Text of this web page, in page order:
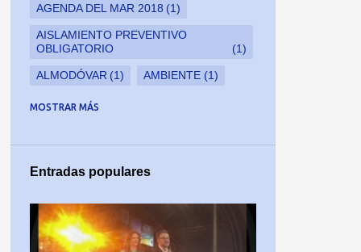
AGENDA DEL MAR 2018 1
AISLAMIENTO PREVENTIVO
OBLIGATORIO
1
ALMODÓVAR 1 AMBIENTE 1
AMERICAM MADE
ASESINATO DE GIANNI VERSACE
AMPARO GRISALES EN PORTADA DE
CROMOS
MOSTRAR MÁS
Entradas populares